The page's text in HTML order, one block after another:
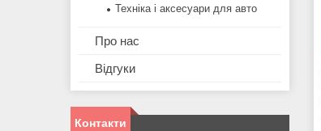
Техніка і аксесуари для авто
Про нас
Відгуки
Контакти